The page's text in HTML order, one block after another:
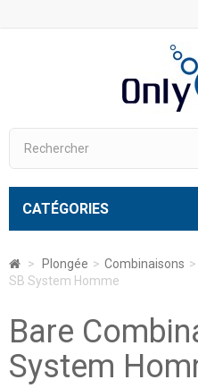
CATÉGORIES
> Plongée > Combinaisons >
SB System Homme
Bare
System